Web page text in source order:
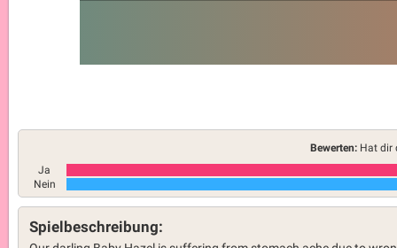
Bewerten: Hat dir
Ja
Nein
Spielbeschreibung: